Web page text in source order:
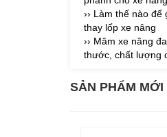
›› Làm thế nào
thay lốp xe nâng
›› Mâm xe nâng
thước, chất lượng
SẢN PHẨM MỚI